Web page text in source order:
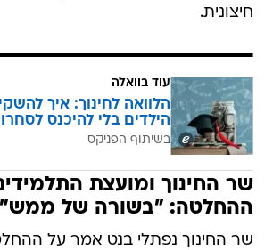
חיצונית.
עוד בוואלה
הלוואה לחינוך: איך
הילדים בלי להיכנס
בשיתוף הפניקס
שר החינוך ומועצת
ההחלטה: "בשורה של ממש"
שר החינוך נפתלי בנט אמר על